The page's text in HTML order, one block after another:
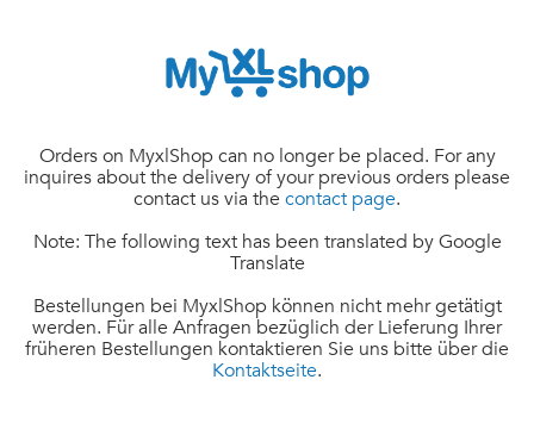
Orders on MyxlShop can no longer be placed. For any
inquires about the delivery of your previous orders please
contact us via the contact page.
Note: The following text has been translated by Google
Translate
Bestellungen bei MyxlShop können nicht mehr getätigt
werden. Für alle Anfragen bezüglich der Lieferung Ihrer
früheren Bestellungen kontaktieren Sie uns bitte über die
Kontaktseite.